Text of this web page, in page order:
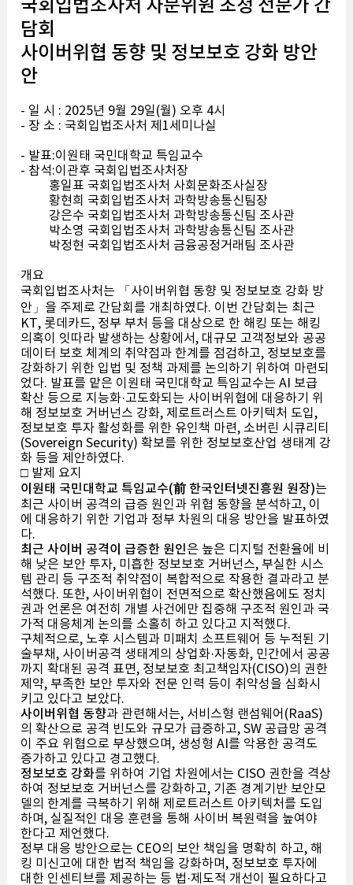
국회입법조사처 자문위원 초청 전문가 간
담회
사이버위협 동향 및 정보보호 강화 방안
안
- 일 시 : 2025년 9월 29일(월) 오후 4시
- 장 소 : 국회입법조사처 제1세미나실
- 발표:이원태 국민대학교 특임교수
- 참석:이관후 국회입법조사처장
홍일표 국회입법조사처 사회문화조사실장
황현희 국회입법조사처 과학방송통신팀장
강은수 국회입법조사처 과학방송통신팀 조사관
박소영 국회입법조사처 과학방송통신팀 조사관
박정현 국회입법조사처 금융공정거래팀 조사관
개요
국회입법조사처는 「사이버위협 동향 및 정보보호 강화 방
안」을 주제로 간담회를 개최하였다. 이번 간담회는 최근
KT, 롯데카드, 정부 부처 등을 대상으로 한 해킹 또는 해킹
의혹이 잇따라 발생하는 상황에서, 대규모 고객정보와 공공
데이터 보호 체계의 취약점과 한계를 점검하고, 정보보호를
강화하기 위한 입법 및 정책 과제를 논의하기 위하여 마련되
었다. 발표를 맡은 이원태 국민대학교 특임교수는 AI 보급
확산 등으로 지능화·고도화되는 사이버위협에 대응하기 위
해 정보보호 거버넌스 강화, 제로트러스트 아키텍처 도입,
정보보호 투자 활성화를 위한 유인책 마련, 소버린 시큐리티
(Sovereign Security) 확보를 위한 정보보호산업 생태계 강
화 등을 제안하였다.
□ 발제 요지
이원태 국민대학교 특임교수(前 한국인터넷진흥원 원장)는
최근 사이버 공격의 급증 원인과 위협 동향을 분석하고, 이
에 대응하기 위한 기업과 정부 차원의 대응 방안을 발표하였
다.
최근 사이버 공격이 급증한 원인은 높은 디지털 전환율에 비
해 낮은 보안 투자, 미흡한 정보보호 거버넌스, 부실한 시스
템 관리 등 구조적 취약점이 복합적으로 작용한 결과라고 분
석했다. 또한, 사이버위협이 전면적으로 확산했음에도 정치
권과 언론은 여전히 개별 사건에만 집중해 구조적 원인과 국
가적 대응체계 논의를 소홀히 하고 있다고 지적했다.
구체적으로, 노후 시스템과 미패치 소프트웨어 등 누적된 기
술부채, 사이버공격 생태계의 상업화·자동화, 민간에서 공공
까지 확대된 공격 표면, 정보보호 최고책임자(CISO)의 권한
제약, 부족한 보안 투자와 전문 인력 등이 취약성을 심화시
키고 있다고 보았다.
사이버위협 동향과 관련해서는, 서비스형 랜섬웨어(RaaS)
의 확산으로 공격 빈도와 규모가 급증하고, SW 공급망 공격
이 주요 위협으로 부상했으며, 생성형 AI를 악용한 공격도
증가하고 있다고 경고했다.
정보보호 강화를 위하여 기업 차원에서는 CISO 권한을 격상
하여 정보보호 거버넌스를 강화하고, 기존 경계기반 보안모
델의 한계를 극복하기 위해 제로트러스트 아키텍처를 도입
하며, 실질적인 대응 훈련을 통해 사이버 복원력을 높여야
한다고 제언했다.
정부 대응 방안으로는 CEO의 보안 책임을 명확히 하고, 해
킹 미신고에 대한 법적 책임을 강화하며, 정보보호 투자에
대한 인센티브를 제공하는 등 법·제도적 개선이 필요하다고